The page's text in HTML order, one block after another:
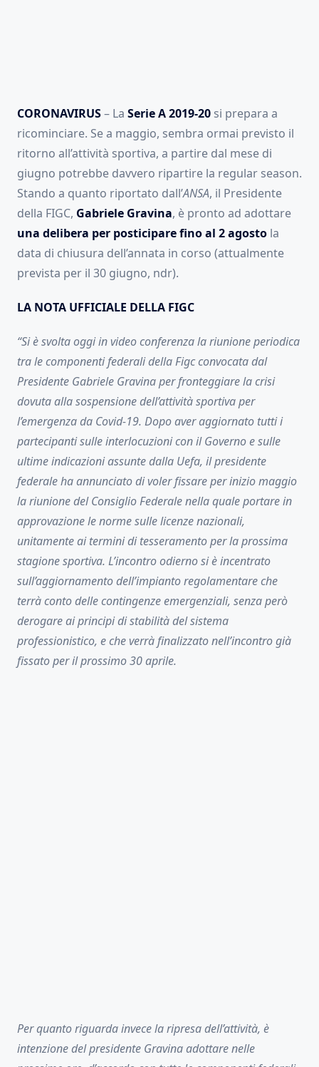
CORONAVIRUS– La Serie A 2019-20 si prepara a
ricominciare. Se a maggio, sembra ormai previsto il
ritorno all’attività sportiva, a partire dal mese di
giugno potrebbe davvero ripartire la regular season.
Stando a quanto riportato dall’ANSA, il Presidente
della FIGC, Gabriele Gravina, è pronto ad adottare
una delibera per posticipare fino al 2 agosto la
data di chiusura dell’annata in corso (attualmente
prevista per il 30 giugno, ndr).
LA NOTA UFFICIALE DELLA FIGC
“Si è svolta oggi in video conferenza la riunione periodica
tra le componenti federali della Figc convocata dal
Presidente Gabriele Gravina per fronteggiare la crisi
dovuta alla sospensione dell’attività sportiva per
l’emergenza da Covid-19. Dopo aver aggiornato tutti i
partecipanti sulle interlocuzioni con il Governo e sulle
ultime indicazioni assunte dalla Uefa, il presidente
federale ha annunciato di voler fissare per inizio maggio
la riunione del Consiglio Federale nella quale portare in
approvazione le norme sulle licenze nazionali,
unitamente ai termini di tesseramento per la prossima
stagione sportiva. L’incontro odierno si è incentrato
sull’aggiornamento dell’impianto regolamentare che
terrà conto delle contingenze emergenziali, senza però
derogare ai principi di stabilità del sistema
professionistico, e che verrà finalizzato nell’incontro già
fissato per il prossimo 30 aprile.
Per quanto riguarda invece la ripresa dell’attività, è
intenzione del presidente Gravina adottare nelle